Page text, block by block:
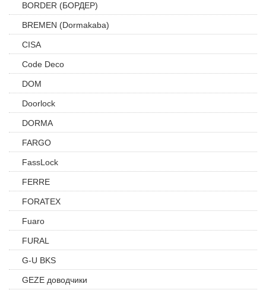
BORDER (БОРДЕР)
BREMEN (Dormakaba)
CISA
Code Deco
DOM
Doorlock
DORMA
FARGO
FassLock
FERRE
FORATEX
Fuaro
FURAL
G-U BKS
GEZE доводчики